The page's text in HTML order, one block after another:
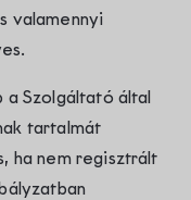
valamennyi
a Szolgáltató által
tartalmát
ha nem regisztrált